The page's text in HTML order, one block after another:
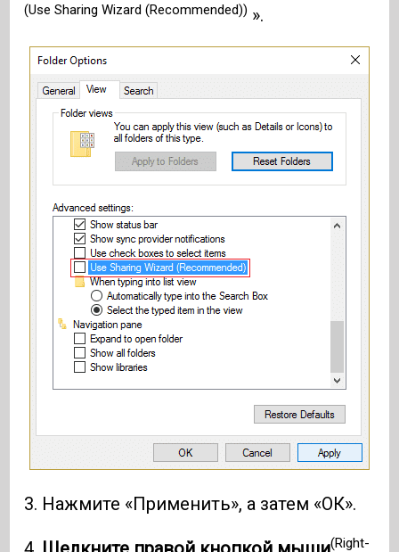
(Use Sharing Wizard (Recommended)) ».
3. Нажмите «Применить», а затем «ОК».
(Right-